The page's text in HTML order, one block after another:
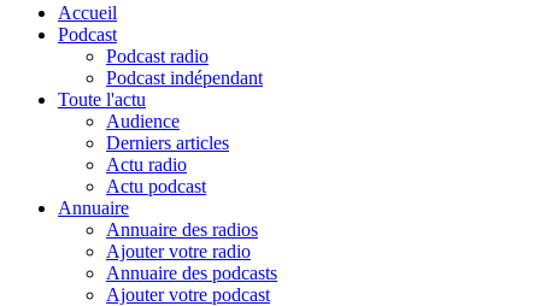
Accueil
Podcast
Podcast radio
Podcast indépendant
Toute l'actu
Audience
Derniers articles
Actu radio
Actu podcast
Annuaire
Annuaire des radios
Ajouter votre radio
Annuaire des podcasts
Ajouter votre podcast